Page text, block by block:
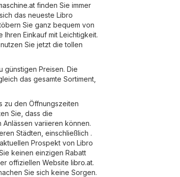
finden Sie immer
das neueste Libro
Sie ganz bequem von
Einkauf mit Leichtigkeit.
Sie jetzt die tollen
günstigen Preisen. Die
das gesamte Sortiment,
zu den Öffnungszeiten
Sie, dass die
variieren können.
Städten, einschließlich .
Prospekt von Libro
keinen einzigen Rabatt
offiziellen Website libro.at.
Sie sich keine Sorgen.